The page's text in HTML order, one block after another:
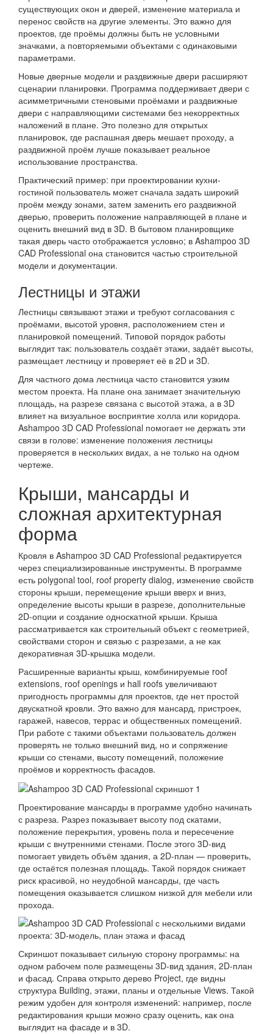
существующих окон и дверей, изменение материала и
перенос свойств на другие элементы. Это важно для
проектов, где проёмы должны быть не условными
значками, а повторяемыми объектами с одинаковыми
параметрами.
Новые дверные модели и раздвижные двери расширяют
сценарии планировки. Программа поддерживает двери с
асимметричными стеновыми проёмами и раздвижные
двери с направляющими системами без некорректных
наложений в плане. Это полезно для открытых
планировок, где распашная дверь мешает проходу, а
раздвижной проём лучше показывает реальное
использование пространства.
Практический пример: при проектировании кухни-
гостиной пользователь может сначала задать широкий
проём между зонами, затем заменить его раздвижной
дверью, проверить положение направляющей в плане и
оценить внешний вид в 3D. В бытовом планировщике
такая дверь часто отображается условно; в Ashampoo 3D
CAD Professional она становится частью строительной
модели и документации.
Лестницы и этажи
Лестницы связывают этажи и требуют согласования с
проёмами, высотой уровня, расположением стен и
планировкой помещений. Типовой порядок работы
выглядит так: пользователь создаёт этажи, задаёт высоты,
размещает лестницу и проверяет её в 2D и 3D.
Для частного дома лестница часто становится узким
местом проекта. На плане она занимает значительную
площадь, на разрезе связана с высотой этажа, а в 3D
влияет на визуальное восприятие холла или коридора.
Ashampoo 3D CAD Professional помогает не держать эти
связи в голове: изменение положения лестницы
проверяется в нескольких видах, а не только на одном
чертеже.
Крыши, мансарды и
сложная архитектурная
форма
Кровля в Ashampoo 3D CAD Professional редактируется
через специализированные инструменты. В программе
есть polygonal tool, roof property dialog, изменение свойств
стороны крыши, перемещение крыши вверх и вниз,
определение высоты крыши в разрезе, дополнительные
2D-опции и создание односкатной крыши. Крыша
рассматривается как строительный объект с геометрией,
свойствами сторон и связью с разрезами, а не как
декоративная 3D-крышка модели.
Расширенные варианты крыш, комбинируемые roof
extensions, roof openings и hall roofs увеличивают
пригодность программы для проектов, где нет простой
двускатной кровли. Это важно для мансард, пристроек,
гаражей, навесов, террас и общественных помещений.
При работе с такими объектами пользователь должен
проверять не только внешний вид, но и сопряжение
крыши со стенами, высоту помещений, положение
проёмов и корректность фасадов.
Проектирование мансарды в программе удобно начинать
с разреза. Разрез показывает высоту под скатами,
положение перекрытия, уровень пола и пересечение
крыши с внутренними стенами. После этого 3D-вид
помогает увидеть объём здания, а 2D-план — проверить,
где остаётся полезная площадь. Такой порядок снижает
риск красивой, но неудобной мансарды, где часть
помещения оказывается слишком низкой для мебели или
прохода.
Скриншот показывает сильную сторону программы: на
одном рабочем поле размещены 3D-вид здания, 2D-план
и фасад. Справа открыто дерево Project, где видны
структура Building, этажи, планы и отдельные Views. Такой
режим удобен для контроля изменений: например, после
редактирования крыши можно сразу оценить, как она
выглядит на фасаде и в 3D.